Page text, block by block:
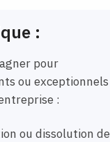
:
pour
ou exceptionnels
:
ou dissolution de